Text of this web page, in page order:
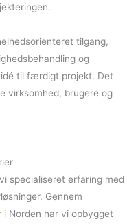
tilgang,
og
til færdigt projekt. Det
virksomhed, brugere og
specialiseret erfaring med
Gennem
i Norden har vi opbygget